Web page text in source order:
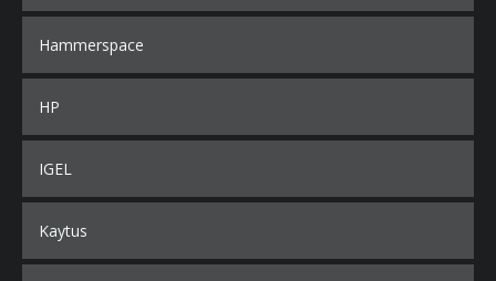
Hammerspace
HP
IGEL
Kaytus